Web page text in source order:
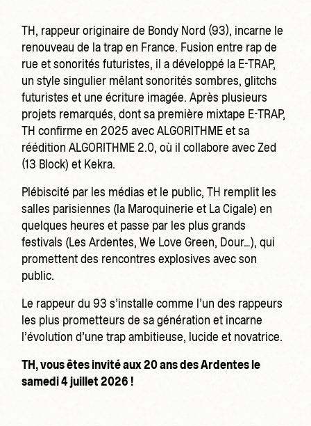
TH, rappeur originaire de Bondy Nord (93), incarne le
renouveau de la trap en France. Fusion entre rap de
rue et sonorités futuristes, il a développé la E-TRAP,
un style singulier mêlant sonorités sombres, glitchs
futuristes et une écriture imagée. Après plusieurs
projets remarqués, dont sa première mixtape E-TRAP,
TH confirme en 2025 avec ALGORITHME et sa
réédition ALGORITHME 2.0, où il collabore avec Zed
(13 Block) et Kekra.
Plébiscité par les médias et le public, TH remplit les
salles parisiennes (la Maroquinerie et La Cigale) en
quelques heures et passe par les plus grands
festivals (Les Ardentes, We Love Green, Dour…), qui
promettent des rencontres explosives avec son
public.
Le rappeur du 93 s’installe comme l’un des rappeurs
les plus prometteurs de sa génération et incarne
l’évolution d’une trap ambitieuse, lucide et novatrice.
TH, vous êtes invité aux 20 ans des Ardentes le
samedi 4 juillet 2026 !